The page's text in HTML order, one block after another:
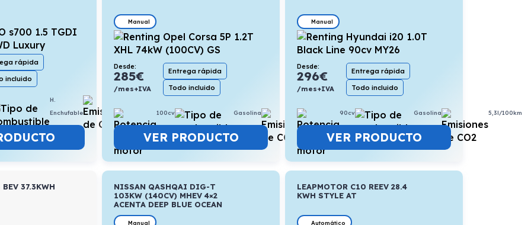
rápida
incluido
H.
Enchufable
Manual
Desde:
285€
/mes+IVA
Entrega rápida
Todo incluido
100cv Gasolina 5,3l/100km
VER PRODUCTO
Manual
Desde:
296€
/mes+IVA
Entrega rápida
Todo incluido
90cv Gasolina 5,3l/100km
VER PRODUCTO
37.3KWH
NISSAN QASHQAI DIG-T
103KW (140CV) MHEV 4×2
ACENTA DEEP BLUE OCEAN
Manual
LEAPMOTOR C10 REEV 28.4
KWH STYLE AT
Automático